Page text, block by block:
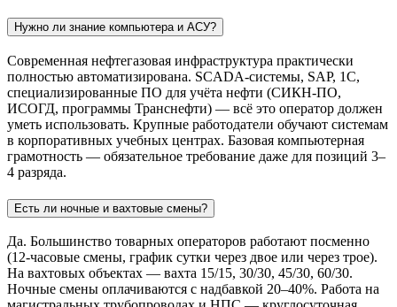
Нужно ли знание компьютера и АСУ?
Современная нефтегазовая инфраструктура практически
полностью автоматизирована. SCADA-системы, SAP, 1С,
специализированные ПО для учёта нефти (СИКН-ПО,
ИСОГД, программы Транснефти) — всё это оператор должен
уметь использовать. Крупные работодатели обучают системам
в корпоративных учебных центрах. Базовая компьютерная
грамотность — обязательное требование даже для позиций 3–
4 разряда.
Есть ли ночные и вахтовые смены?
Да. Большинство товарных операторов работают посменно
(12-часовые смены, график сутки через двое или через трое).
На вахтовых объектах — вахта 15/15, 30/30, 45/30, 60/30.
Ночные смены оплачиваются с надбавкой 20–40%. Работа на